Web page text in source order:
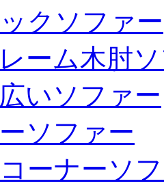
クソファー
ーム木肘
いソファー
ソファー
ーナーソ